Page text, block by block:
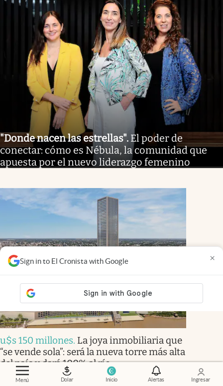
Menú Dolar Inicio Alertas Ingresar
Sign in to El Cronista with Google ×
"Donde nacen las estrellas". El poder de
conectar: cómo es Nébula, la comunidad que
apuesta por el nuevo liderazgo femenino
u$s 150 millones. La joya inmobiliaria que
“se vende sola”: será la nueva torre más alta
del país y dará 100% al río
Micaela Mura